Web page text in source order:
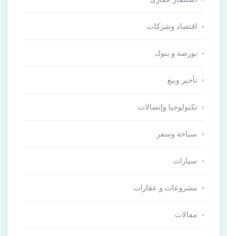
اقتصاد وشركات
بورصة و بنوك
تأجير وبيع
تكنولوجيا وإتصالات
سياحة وسفر
سيارات
مشروعات و عقارات
مقالات